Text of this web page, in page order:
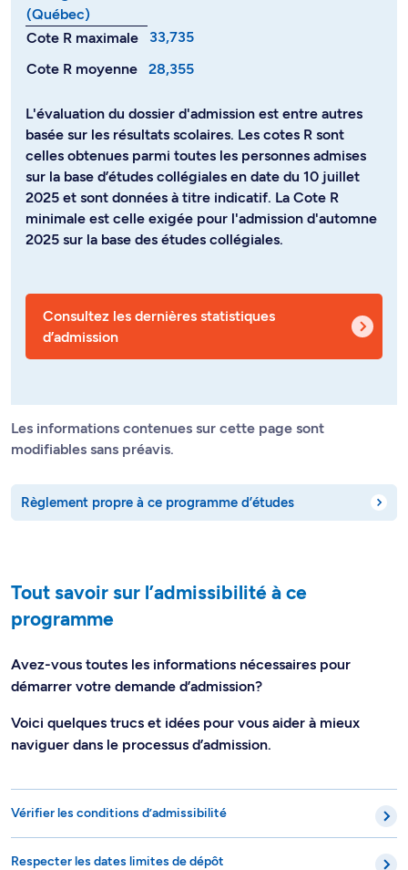
(Québec)
Cote R maximale
33,735
Cote R moyenne
28,355
L'évaluation du dossier d'admission est entre autres
basée sur les résultats scolaires. Les cotes R sont
celles obtenues parmi toutes les personnes admises
sur la base d’études collégiales en date du 10 juillet
2025 et sont données à titre indicatif. La Cote R
minimale est celle exigée pour l'admission d'automne
2025 sur la base des études collégiales.
Consultez les dernières statistiques
d’admission
Les informations contenues sur cette page sont
modifiables sans préavis.
Règlement propre à ce programme d’études
Tout savoir sur l’admissibilité à ce
programme
Avez-vous toutes les informations nécessaires pour
démarrer votre demande d’admission?
Voici quelques trucs et idées pour vous aider à mieux
naviguer dans le processus d’admission.
Vérifier les conditions d’admissibilité
Respecter les dates limites de dépôt